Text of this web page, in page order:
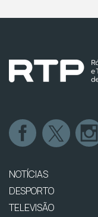
NOTÍCIAS
DESPORTO
TELEVISÃO